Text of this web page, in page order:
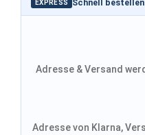
EXPRESS Schnell
Adresse & Versand
Adresse von Klarna,